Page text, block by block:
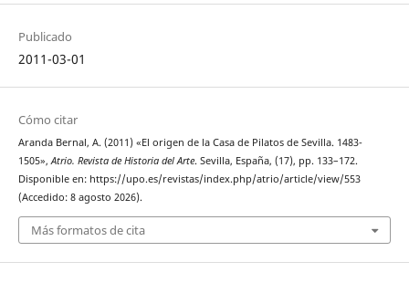
Publicado
2011-03-01
Cómo citar
Aranda Bernal, A. (2011) «El origen de la Casa de Pilatos de Sevilla. 1483-
1505»,Atrio. Revista de Historia del Arte. Sevilla, España, (17), pp. 133–172.
Disponible en: https://upo.es/revistas/index.php/atrio/article/view/553
(Accedido: 8 agosto 2026).
Más formatos de cita